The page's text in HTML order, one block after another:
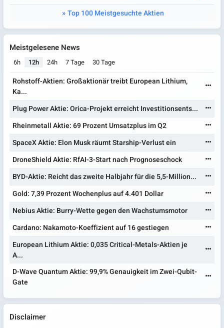
Top 100 Meistgesuchte Aktien
Meistgelesene News
6h 12h 24h 7 Tage 30 Tage
Rohstoff-Aktien: Großaktionär treibt European Lithium,
Ka...
Plug Power Aktie: Orica-Projekt erreicht Investitionsents...
Rheinmetall Aktie: 69 Prozent Umsatzplus im Q2
SpaceX Aktie: Elon Musk räumt Starship-Verlust ein
DroneShield Aktie: RfAI-3-Start nach Prognoseschock
BYD-Aktie: Reicht das zweite Halbjahr für die 5,5-Million...
Gold: 7,39 Prozent Wochenplus auf 4.401 Dollar
Nebius Aktie: Burry-Wette gegen den Wachstumsmotor
Cardano: Nakamoto-Koeffizient auf 16 gestiegen
European Lithium Aktie: 0,035 Critical-Metals-Aktien je
A...
D-Wave Quantum Aktie: 99,9% Genauigkeit im Zwei-Qubit-
Gate
Disclaimer